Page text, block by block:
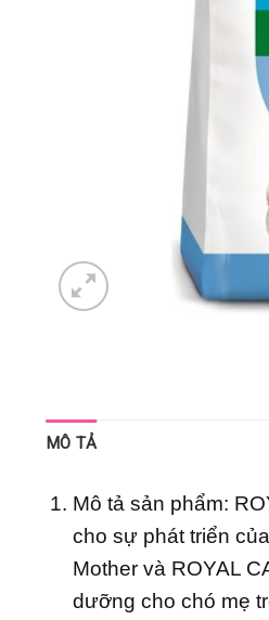
MÔ TẢ
Mô tả sản phẩm:
cho sự phát triển
Mother và ROYAL
dưỡng cho chó mẹ